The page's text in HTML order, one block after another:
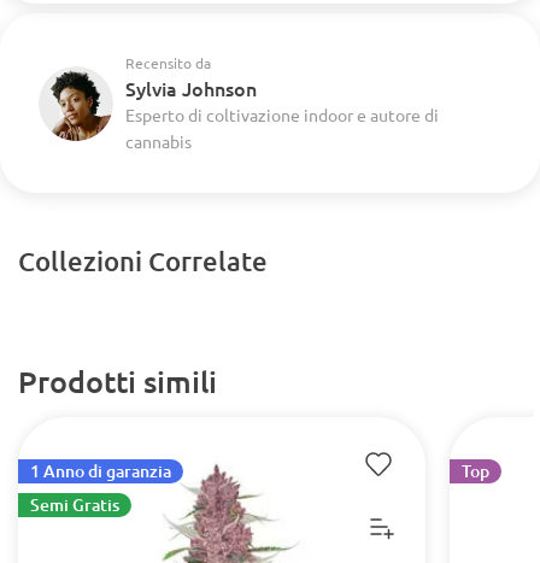
Recensito da
Sylvia Johnson
Esperto di coltivazione indoor e autore di
cannabis
Collezioni Correlate
Prodotti simili
1 Anno di garanzia
Semi Gratis
Top